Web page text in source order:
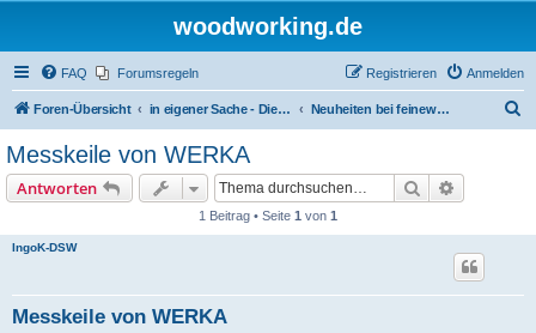
woodworking.de
FAQ Forumsregeln Anmelden
Registrieren
Foren-Übersicht in eigener Sache - Dieter Schmid Werkzeuge GmbH Neuheiten bei feinewerkzeuge.de
Messkeile von WERKA
Antworten Suche
1 Beitrag • Seite 1 von 1
IngoK-DSW
Messkeile von WERKA